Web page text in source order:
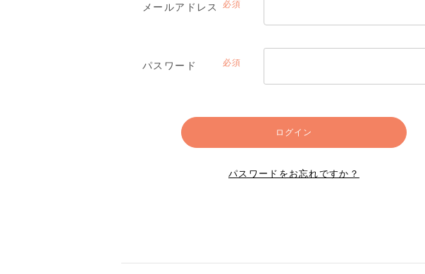
メールアドレス
パスワード
ログイン
パスワードをお忘れですか？